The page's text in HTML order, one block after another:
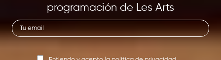
programación de Les Arts